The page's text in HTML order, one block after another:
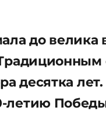
до велика
десятка лет.
летию